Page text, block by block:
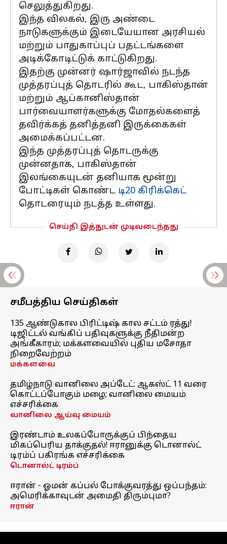
செலுத்துகிறது.
இந்த விலகல், இரு அண்டை
நாடுகளுக்கும் இடையேயான அரசியல்
மற்றும் பாதுகாப்புப் பதட்டங்களை
அடிக்கோடிட்டுக் காட்டுகிறது.
இதற்கு முன்னர் ஷார்ஜாவில் நடந்த
முத்தரப்புத் தொடரில் கூட, பாகிஸ்தான்
மற்றும் ஆப்கானிஸ்தான்
பார்வையாளர்களுக்கு மோதல்களைத்
தவிர்க்கத் தனித்தனி இருக்கைகள்
அமைக்கப்பட்டன.
இந்த முத்தரப்புத் தொடருக்கு
முன்னதாக, பாகிஸ்தான்
இலங்கையுடன் தனியாக மூன்று
போட்டிகள் கொண்ட டி20 கிரிக்கெட்
தொடரையும் நடத்த உள்ளது.
செய்தி இத்துடன் முடிவடைந்தது
சமீபத்திய செய்திகள்
135 ஆண்டுகால பிரிட்டிஷ் கால சட்டம் ரத்து!
டிஜிட்டல் வங்கிப் பதிவுகளுக்கு நீதிமன்ற
அங்கீகாரம்; மக்களவையில் புதிய மசோதா
நிறைவேற்றம்
மக்களவை
தமிழ்நாடு வானிலை அப்டேட்: ஆகஸ்ட் 11 வரை
கொட்டப்போகும் மழை; வானிலை மையம்
எச்சரிக்கை
வானிலை ஆய்வு மையம்
இரண்டாம் உலகப்போருக்குப் பிந்தைய
மிகப்பெரிய தாக்குதல்! ஈரானுக்கு டொனால்ட்
டிரம்ப் பகிரங்க எச்சரிக்கை
டொனால்ட் டிரம்ப்
ஈரான் - ஓமன் கப்பல் போக்குவரத்து ஒப்பந்தம்:
அமெரிக்காவுடன் அமைதி திரும்புமா?
ஈரான்